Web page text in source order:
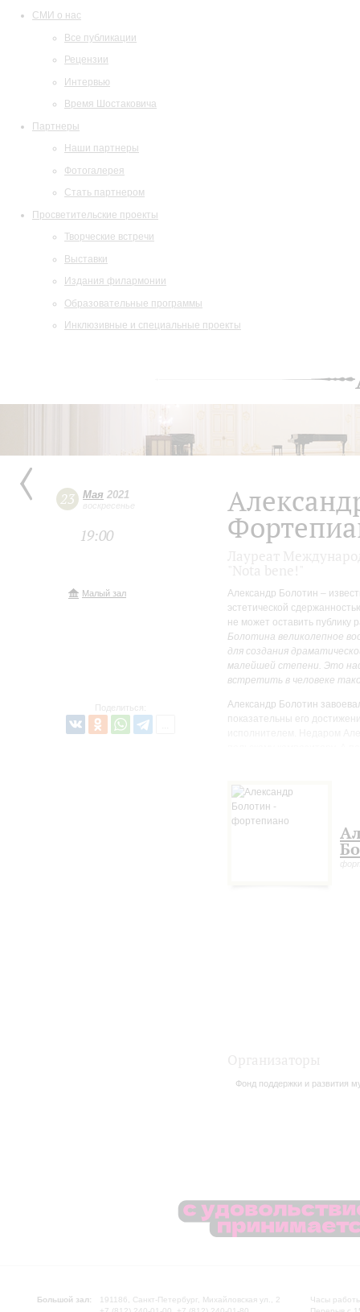
СМИ о нас
Все публикации
Рецензии
Интервью
Время Шостаковича
Партнеры
Наши партнеры
Фотогалерея
Стать партнером
Просветительские проекты
Творческие встречи
Выставки
Издания филармонии
Образовательные программы
Инклюзивные и специальные проекты
23 Мая 2021
воскресенье
19:00
Малый зал
Поделиться:
Александр Болотин –
эстетической
не может оставить публику
Болотина великолепное
для создания
малейшей степени. Это
встретить в человеке
Александр Болотин
показательны его
конкурса «Молодые
(Москва, 2015), именной
Фонд поддержки и развития
Большой зал:
191186, Санкт-Петербург, Михайловская ул., 2
Часы